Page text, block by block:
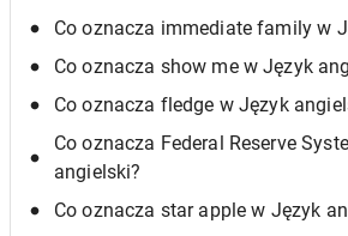
Co oznacza immediate family w
Co oznacza show me w Język
Co oznacza fledge w Język
Co oznacza Federal Reserve
angielski?
Co oznacza star apple w Język